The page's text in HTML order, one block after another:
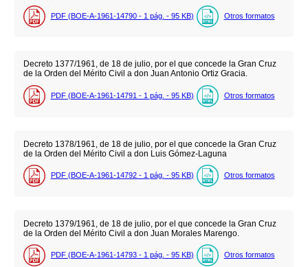
PDF (BOE-A-1961-14790 - 1 pág. - 95 KB) Otros formatos
Decreto 1377/1961, de 18 de julio, por el que concede la Gran Cruz
de la Orden del Mérito Civil a don Juan Antonio Ortiz Gracia.
PDF (BOE-A-1961-14791 - 1 pág. - 95 KB) Otros formatos
Decreto 1378/1961, de 18 de julio, por el que concede la Gran Cruz
de la Orden del Mérito Civil a don Luis Gómez-Laguna
PDF (BOE-A-1961-14792 - 1 pág. - 95 KB) Otros formatos
Decreto 1379/1961, de 18 de julio, por el que concede la Gran Cruz
de la Orden del Mérito Civil a don Juan Morales Marengo.
PDF (BOE-A-1961-14793 - 1 pág. - 95 KB) Otros formatos